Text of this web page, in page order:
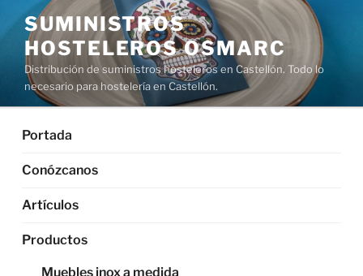
Saltar
al
contenido
SUMINISTROS
HOSTELEROS OSMARC
Distribución de suministros hosteleros en Castellón. Todo lo
necesario para hostelería en Castellón.
Portada
Conózcanos
Artículos
Productos
Muebles inox a medida